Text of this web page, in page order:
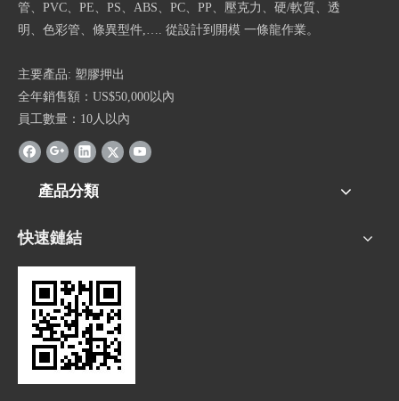
管、PVC、PE、PS、ABS、PC、PP、壓克力、硬/軟質、透
明、色彩管、條異型件,…. 從設計到開模 一條龍作業。
主要產品: 塑膠押出
全年銷售額：US$50,000以內
員工數量：10人以內
產品分類
快速鏈結